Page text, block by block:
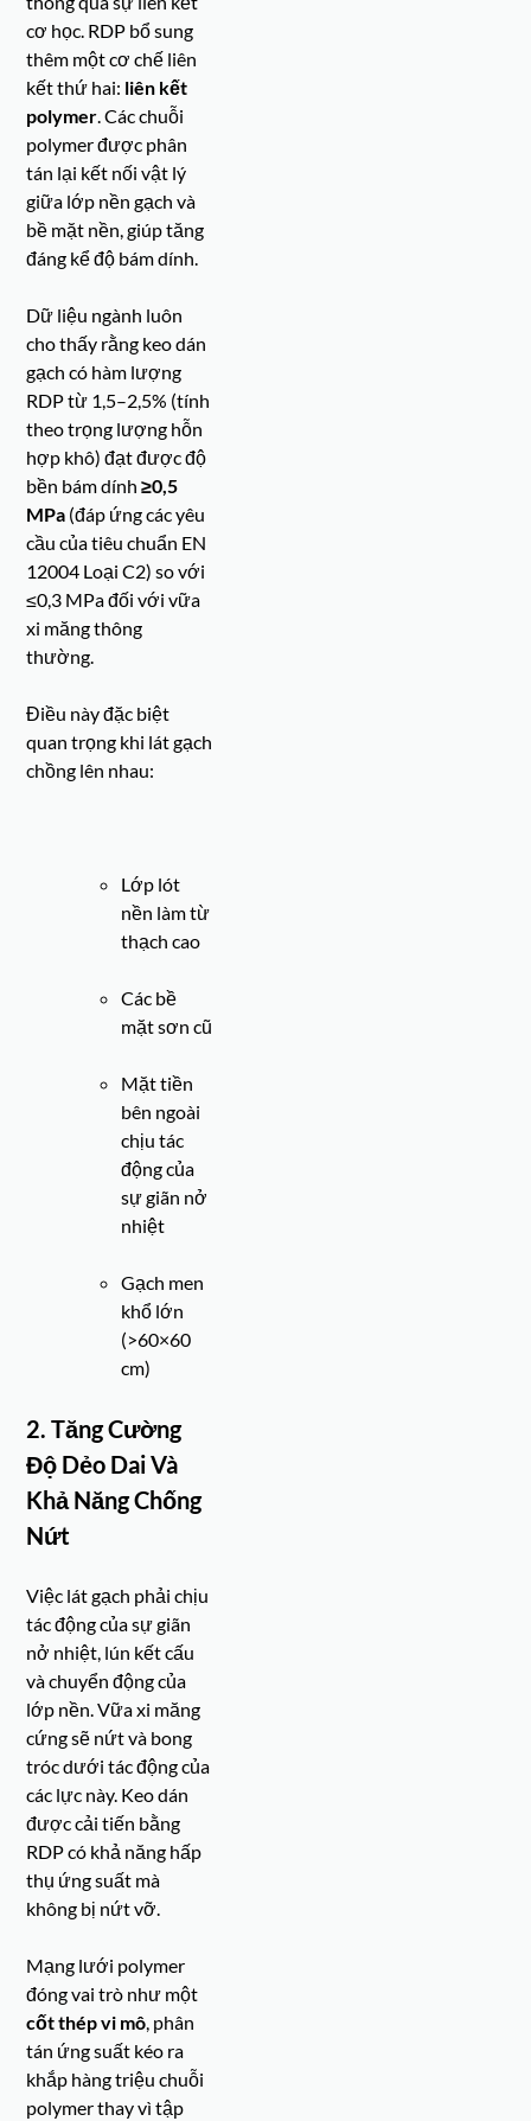
cơ học. RDP bổ sung
thêm một cơ chế liên
kết thứ hai: liên kết
polymer. Các chuỗi
polymer được phân
tán lại kết nối vật lý
giữa lớp nền gạch và
bề mặt nền, giúp tăng
đáng kể độ bám dính.
Dữ liệu ngành luôn
cho thấy rằng keo dán
gạch có hàm lượng
RDP từ 1,5–2,5% (tính
theo trọng lượng hỗn
hợp khô) đạt được độ
bền bám dính≥0,5
MPa (đáp ứng các yêu
cầu của tiêu chuẩn EN
12004 Loại C2) so với
≤0,3 MPa đối với vữa
xi măng thông
thường.
Điều này đặc biệt
quan trọng khi lát gạch
chồng lên nhau:
Lớp lót
nền làm từ
thạch cao
Các bề
mặt sơn cũ
Mặt tiền
bên ngoài
chịu tác
động của
sự giãn nở
nhiệt
Gạch men
khổ lớn
(>60×60
cm)
2. Tăng Cường
Độ Dẻo Dai Và
Khả Năng Chống
Nứt
Việc lát gạch phải chịu
tác động của sự giãn
nở nhiệt, lún kết cấu
và chuyển động của
lớp nền. Vữa xi măng
cứng sẽ nứt và bong
tróc dưới tác động của
các lực này. Keo dán
được cải tiến bằng
RDP có khả năng hấp
thụ ứng suất mà
không bị nứt vỡ.
Mạng lưới polymer
đóng vai trò như một
cốt thép vi mô, phân
tán ứng suất kéo ra
khắp hàng triệu chuỗi
polymer thay vì tập